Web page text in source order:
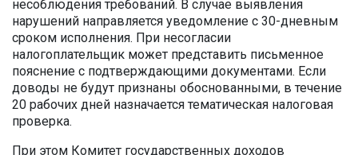
несоблюдения требований. В случае выявления
нарушений направляется уведомление с 30-дневным
сроком исполнения. При несогласии
налогоплательщик может представить письменное
пояснение с подтверждающими документами. Если
доводы не будут признаны обоснованными, в течение
20 рабочих дней назначается тематическая налоговая
проверка.
При этом Комитет государственных доходов